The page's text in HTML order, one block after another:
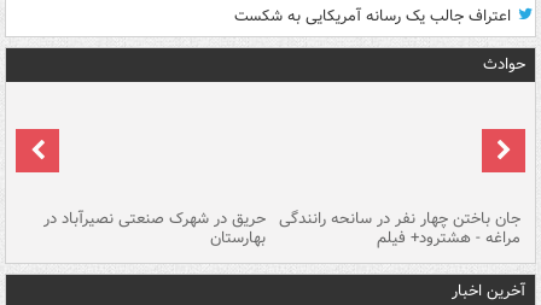
اعتراف جالب یک رسانه آمریکایی به شکست
حوادث
جان باختن چهار نفر در سانحه رانندگی
مراغه - هشترود+ فیلم
حریق در شهرک صنعتی نصیرآباد در
بهارستان
آخرین اخبار